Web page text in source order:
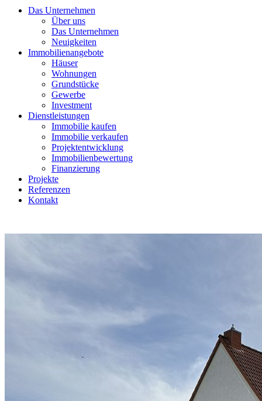
Das Unternehmen
Über uns
Das Unternehmen
Neuigkeiten
Immobilienangebote
Häuser
Wohnungen
Grundstücke
Gewerbe
Investment
Dienstleistungen
Immobilie kaufen
Immobilie verkaufen
Projektentwicklung
Immobilienbewertung
Finanzierung
Projekte
Referenzen
Kontakt